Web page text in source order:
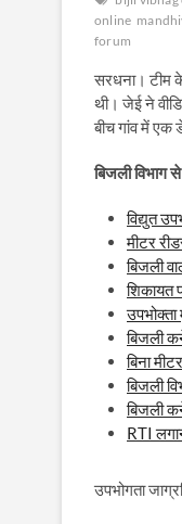
online
forum
सरधना। टीम
थी। जेई ने
बीच गांव में एक
बिजली विभाग
विद्युत
मीटर
बिजली
शिकायत
बिजली
बिना
बिजली
बिजली
RTI
उपभोगता